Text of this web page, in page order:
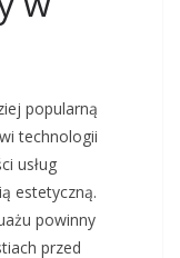
popularną
technologii
usług
estetyczną.
powinny
przed